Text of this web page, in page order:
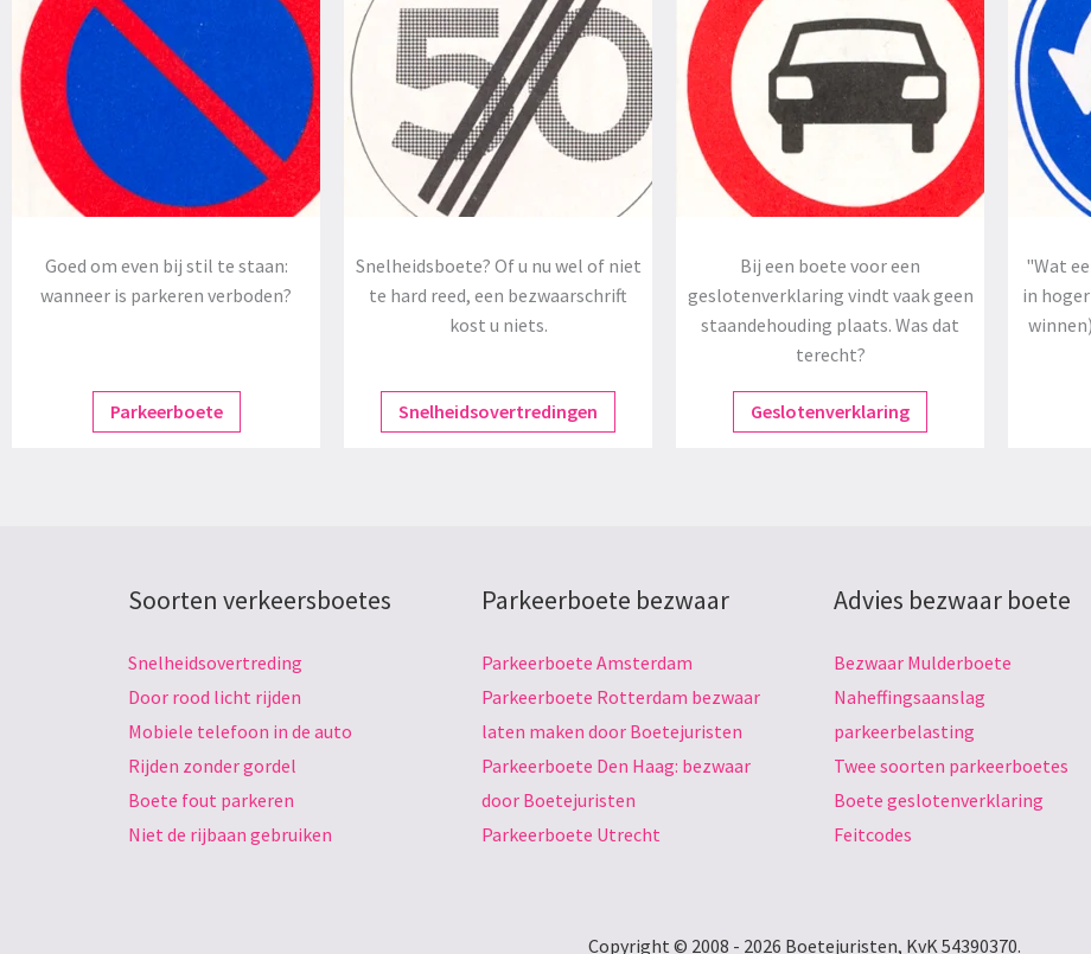
Goed om even bij stil te staan:
wanneer is parkeren verboden?
Parkeerboete
Snelheidsboete? Of u nu wel of niet
te hard reed, een bezwaarschrift
kost u niets.
Snelheidsovertredingen
Bij een boete voor een
geslotenverklaring vindt vaak geen
staandehouding plaats. Was dat
terecht?
Geslotenverklaring
"Wat
in
Soorten verkeersboetes
Snelheidsovertreding
Door rood licht rijden
Mobiele telefoon in de auto
Rijden zonder gordel
Boete fout parkeren
Niet de rijbaan gebruiken
Parkeerboete bezwaar
Parkeerboete Amsterdam
Parkeerboete Rotterdam bezwaar
laten maken door Boetejuristen
Parkeerboete Den Haag: bezwaar
door Boetejuristen
Parkeerboete Utrecht
Advies bezwaar boete
Bezwaar Mulderboete
Naheffingsaanslag
parkeerbelasting
Twee soorten parkeerboetes
Boete geslotenverklaring
Feitcodes
Copyright © 2008 - 2026 Boetejuristen, KvK 54390370.